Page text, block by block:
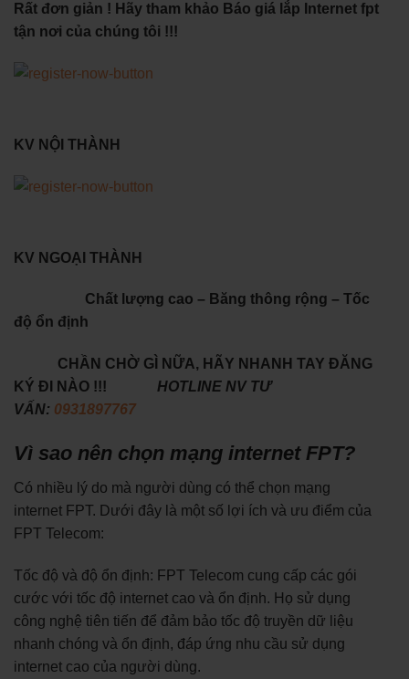
Rất đơn giản ! Hãy tham khảo Báo giá lắp Internet fpt
tận nơi của chúng tôi !!!
KV NỘI THÀNH
KV NGOẠI THÀNH
Chất lượng cao – Băng thông rộng – Tốc
độ ổn định
CHẦN CHỜ GÌ NỮA, HÃY NHANH TAY ĐĂNG
KÝ ĐI NÀO !!!
HOTLINE NV TƯ
VẤN: 0931897767
Vì sao nên chọn mạng internet FPT?
Có nhiều lý do mà người dùng có thể chọn mạng
internet FPT. Dưới đây là một số lợi ích và ưu điểm của
FPT Telecom:
Tốc độ và độ ổn định: FPT Telecom cung cấp các gói
cước với tốc độ internet cao và ổn định. Họ sử dụng
công nghệ tiên tiến để đảm bảo tốc độ truyền dữ liệu
nhanh chóng và ổn định, đáp ứng nhu cầu sử dụng
internet cao của người dùng.